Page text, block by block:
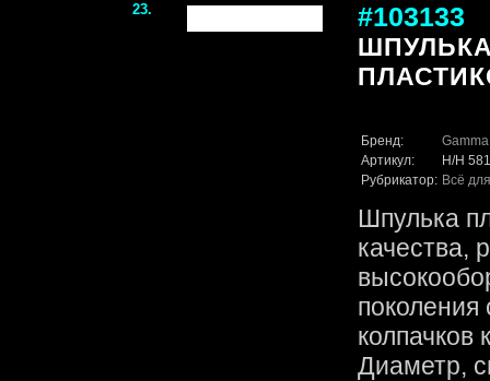
23. #103133
Бренд:
Gamma
Артикул:
H/H
Рубрикатор: Всё
Шпулька
качества,
колпачков
Диаметр,